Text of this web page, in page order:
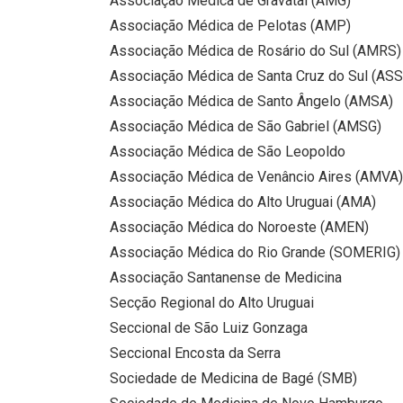
Associação Médica de Pelotas (AMP)
Associação Médica de Rosário do Sul (AMRS)
Associação Médica de Santa Cruz do Sul
Associação Médica de Santo Ângelo (AMSA)
Associação Médica de São Gabriel (AMSG)
Associação Médica de São Leopoldo
Associação Médica de Venâncio Aires (AMVA)
Associação Médica do Alto Uruguai (AMA)
Associação Médica do Noroeste (AMEN)
Associação Médica do Rio Grande (SOMERIG)
Associação Santanense de Medicina
Secção Regional do Alto Uruguai
Seccional de São Luiz Gonzaga
Seccional Encosta da Serra
Sociedade de Medicina de Bagé (SMB)